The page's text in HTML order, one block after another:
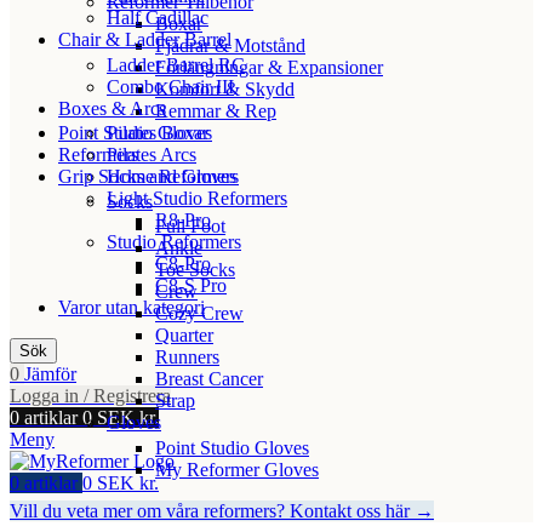
Boxar
Fjädrar & Motstånd
Förlängningar & Expansioner
Komfort & Skydd
Remmar & Rep
Point Studio Gloves
Reformers
Home Reformers
Light Studio Reformers
R8-Pro
Studio Reformers
C8-Pro
C8-S Pro
Varor utan kategori
Sök
0 Jämför
Logga in / Registrera
0 artiklar0 SEK kr.
Meny
0 artiklar0 SEK kr.
Half Cadillac
Chair & Ladder Barrel
Ladder Barrel RC
Combo Chair III
Boxes & Arcs
Pilates Boxar
Pilates Arcs
Grip Socks and Gloves
Socks
Full Foot
Ankle
Toe Socks
Crew
Cozy Crew
Quarter
Runners
Breast Cancer
Strap
Gloves
Point Studio Gloves
My Reformer Gloves
Vill du veta mer om våra reformers? Kontakt oss här →